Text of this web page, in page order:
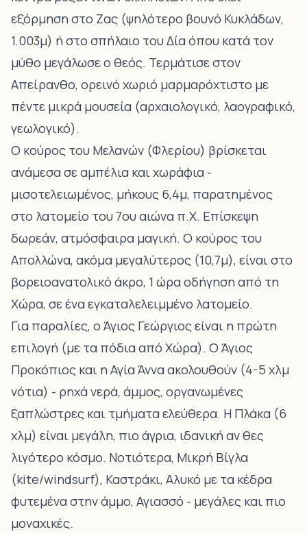
εξόρμηση στο Ζας (ψηλότερο βουνό Κυκλάδων,
1.003μ) ή στο σπήλαιο του Δία όπου κατά τον
μύθο μεγάλωσε ο θεός. Τερμάτισε στον
Απείρανθο, ορεινό χωριό μαρμαρόχτιστο με
πέντε μικρά μουσεία (αρχαιολογικό, λαογραφικό,
γεωλογικό).
Ο κούρος του Μελανών (Φλερίου) βρίσκεται
ανάμεσα σε αμπέλια και χωράφια -
μισοτελειωμένος, μήκους 6,4μ, παρατημένος
στο λατομείο του 7ου αιώνα π.Χ. Επίσκεψη
δωρεάν, ατμόσφαιρα μαγική. Ο κούρος του
Απολλώνα, ακόμα μεγαλύτερος (10,7μ), είναι στο
βορειοανατολικό άκρο, 1 ώρα οδήγηση από τη
Χώρα, σε ένα εγκαταλελειμμένο λατομείο.
Για παραλίες, ο Άγιος Γεώργιος είναι η πρώτη
επιλογή (με τα πόδια από Χώρα). Ο Άγιος
Προκόπιος και η Αγία Άννα ακολουθούν (4-5 χλμ
νότια) - ρηχά νερά, άμμος, οργανωμένες
ξαπλώστρες και τμήματα ελεύθερα. Η Πλάκα (6
χλμ) είναι μεγάλη, πιο άγρια, ιδανική αν θες
λιγότερο κόσμο. Νοτιότερα, Μικρή Βίγλα
(kite/windsurf), Καστράκι, Αλυκό με τα κέδρα
φυτεμένα στην άμμο, Αγιασσό - μεγάλες και πιο
μοναχικές.